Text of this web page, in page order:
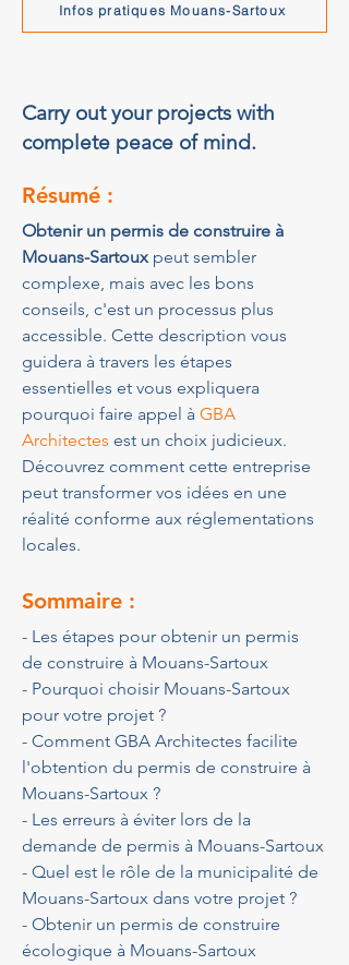
Infos pratiques Mouans-Sartoux
Carry out your projects with
complete peace of mind.
Résumé :
Obtenir un permis de construire à
Mouans-Sartoux peut sembler
complexe, mais avec les bons
conseils, c'est un processus plus
accessible. Cette description vous
guidera à travers les étapes
essentielles et vous expliquera
pourquoi faire appel à GBA
Architectes est un choix judicieux.
Découvrez comment cette entreprise
peut transformer vos idées en une
réalité conforme aux réglementations
locales.
Sommaire :
- Les étapes pour obtenir un permis
de construire à Mouans-Sartoux
- Pourquoi choisir Mouans-Sartoux
pour votre projet ?
- Comment GBA Architectes facilite
l'obtention du permis de construire à
Mouans-Sartoux ?
- Les erreurs à éviter lors de la
demande de permis à Mouans-Sartoux
- Quel est le rôle de la municipalité de
Mouans-Sartoux dans votre projet ?
- Obtenir un permis de construire
écologique à Mouans-Sartoux